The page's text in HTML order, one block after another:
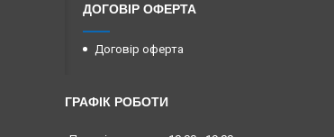
ДОГОВІР ОФЕРТА
Договір оферта
ГРАФІК РОБОТИ